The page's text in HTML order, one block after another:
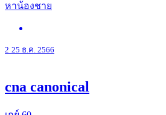
หาน้องชาย
2 25 ธ.ค. 2566
cna canonical